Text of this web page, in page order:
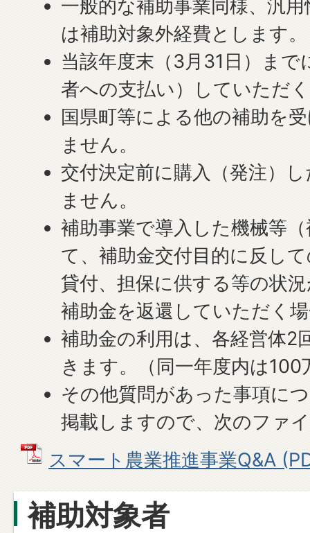
一般的な補助事業同様、汎
は補助対象外経費とします。
当該年度末（3月31日）まで
者への支払い）していただ
国県町等による他の補助を
ません。
交付決定前に購入（発注）
ません。
補助事業で導入した機械等
て、補助金交付目的に反し
貸付、担保に供する等の状
補助金を返還していただく
補助金の利用は、各経営体2
きます。（同一年度内は100
その他質問があった事項に
掲載しますので、次のファ
スマート農業推進事業Q&A
補助対象者